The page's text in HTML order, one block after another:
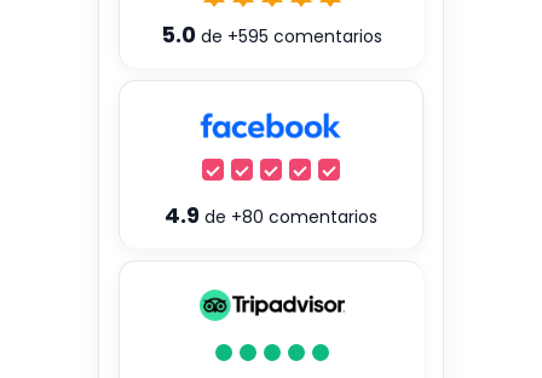
5.0 de +595 comentarios
4.9 de +80 comentarios